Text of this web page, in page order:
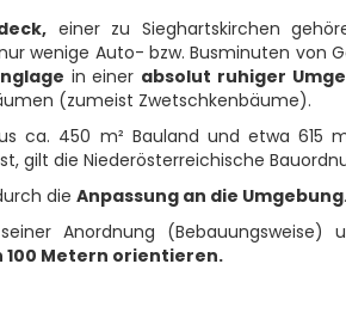
einer zu Sieghartskirchen
wenige Auto- bzw. Busminuten von
in einer absolut ruhiger
(zumeist Zwetschkenbäume).
ca. 450 m² Bauland und etwa 615
gilt die Niederösterreichische
die Anpassung an die Umgebung.
Anordnung (Bebauungsweise)
100 Metern orientieren.